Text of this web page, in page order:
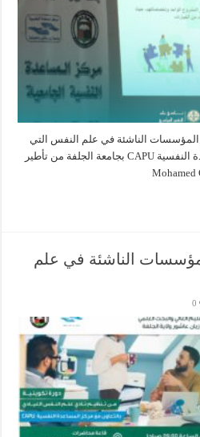
المؤسسات الناشئة في علم النفس التي
نظمت بالتعاون مع مركز المساعدة النفسية CAPU بجامعة الجلفة من تأطير
الناشئة في علم
0